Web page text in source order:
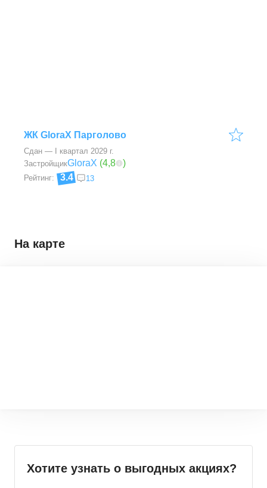
ЖК GloraX Парголово
Сдан — I квартал 2029 г.
ЗастройщикGloraX (4,8 )
Рейтинг: 3.4 13
На карте
Хотите узнать о выгодных акциях?